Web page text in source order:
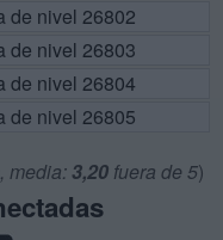
de nivel 26802
de nivel 26803
de nivel 26804
de nivel 26805
media: 3,20 fuera de 5)